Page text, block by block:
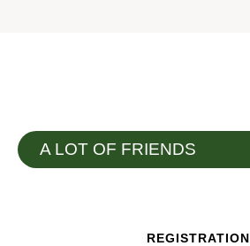
A LOT OF FRIENDS
REGISTRATION